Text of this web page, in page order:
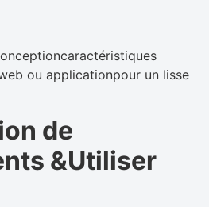
ou applicationpour un lisse
de
&Utiliser